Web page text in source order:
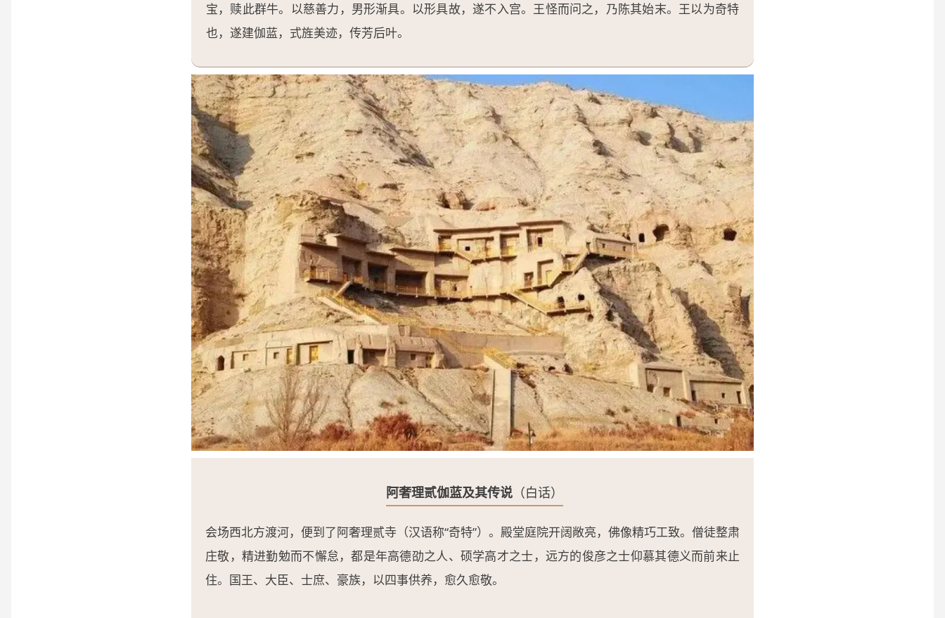
宝，赎此群牛。以慈善力，男形渐具。以形具故，遂不入宫。王怪而问之，乃陈其始末。王以为奇特
也，遂建伽蓝，式旌美迹，传芳后叶。
阿奢理贰伽蓝及其传说 （白话）
会场西北方渡河，便到了阿奢理贰寺（汉语称“奇特”）。殿堂庭院开阔敞亮，佛像精巧工致。僧徒整肃
庄敬，精进勤勉而不懈怠，都是年高德劭之人、硕学高才之士，远方的俊彦之士仰慕其德义而前来止
住。国王、大臣、士庶、豪族，以四事供养，愈久愈敬。